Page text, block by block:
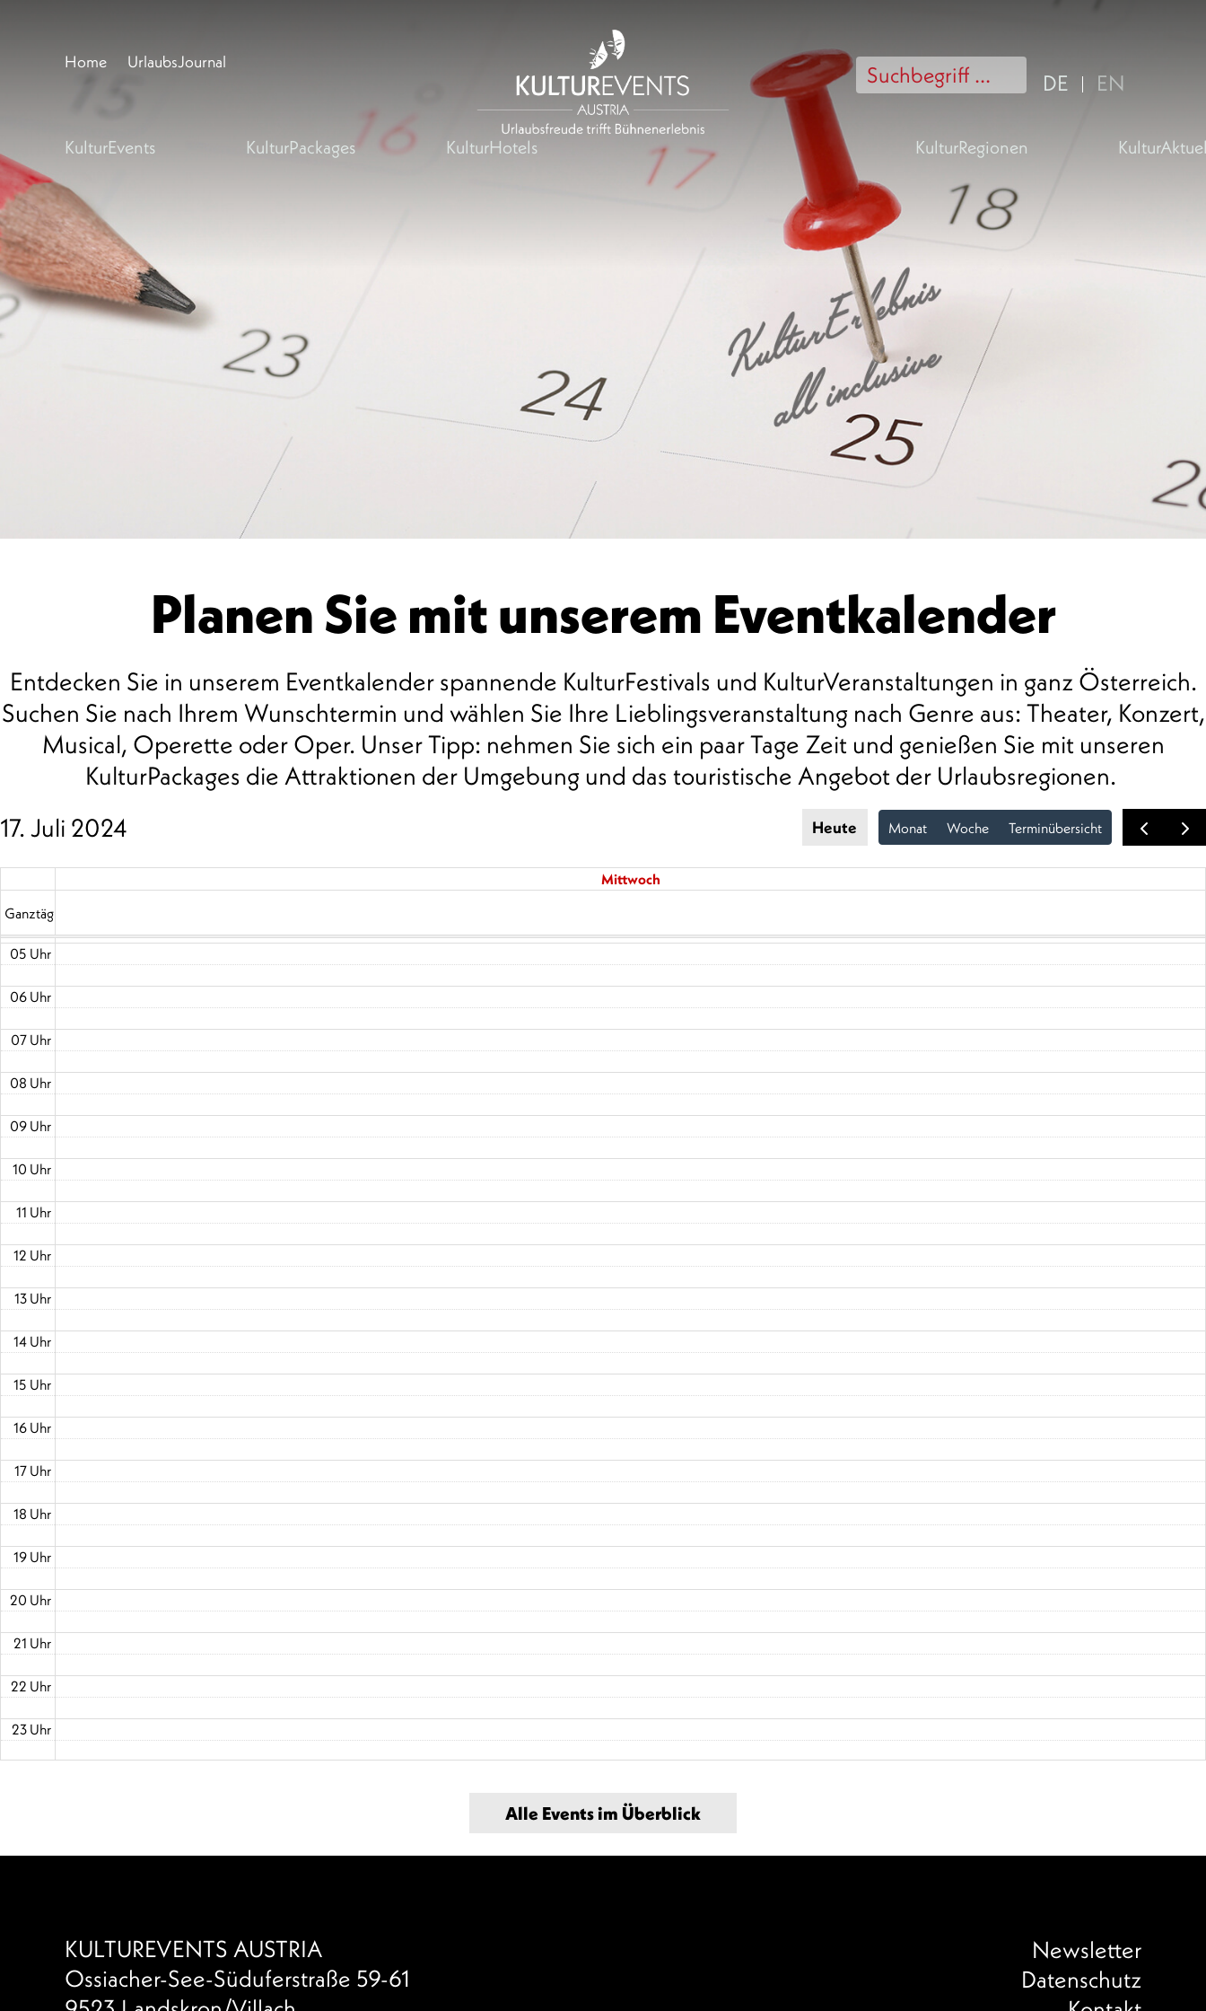
Home UrlaubsJournal
KulturEvents KulturPackages KulturHotels KulturRegionen
DE EN
Planen Sie mit unserem Eventkalender
Entdecken Sie in unserem Eventkalender spannende KulturFestivals und KulturVeranstaltungen in ganz Österreich.
Suchen Sie nach Ihrem Wunschtermin und wählen Sie Ihre Lieblingsveranstaltung nach Genre aus: Theater, Konzert,
Musical, Operette oder Oper. Unser Tipp: nehmen Sie sich ein paar Tage Zeit und genießen Sie mit unseren
KulturPackages die Attraktionen der Umgebung und das touristische Angebot der Urlaubsregionen.
17. Juli 2024
Heute Monat Woche Terminübersicht
Mittwoch
Ganztägig
00 Uhr
02 Uhr
03 Uhr
04 Uhr
05 Uhr
06 Uhr
07 Uhr
08 Uhr
09 Uhr
10 Uhr
11 Uhr
12 Uhr
13 Uhr
14 Uhr
15 Uhr
16 Uhr
17 Uhr
18 Uhr
19 Uhr
20 Uhr
21 Uhr
22 Uhr
23 Uhr
Alle Events im Überblick
KULTUREVENTS AUSTRIA
Ossiacher-See-Süduferstraße 59-61
Newsletter
Datenschutz